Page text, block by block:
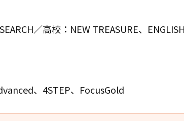
／高校：NEW TREASURE、
、4STEP、FocusGold